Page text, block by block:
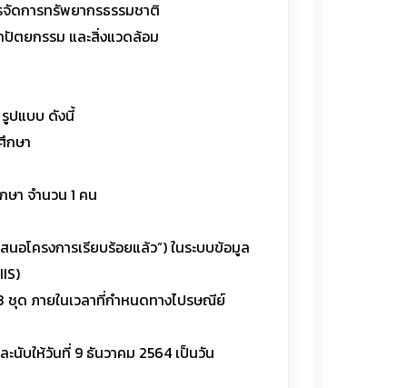
การทรัพยากรธรรมชาติ
ตยกรรม และสิ่งแวดล้อม
ปแบบ ดังนี้
กษา
า จำนวน 1 คน
อโครงการเรียบร้อยแล้ว”) ในระบบข้อมูล
ชุด ภายในเวลาที่กำหนดทางไปรษณีย์
นับให้วันที่ 9 ธันวาคม 2564 เป็นวัน